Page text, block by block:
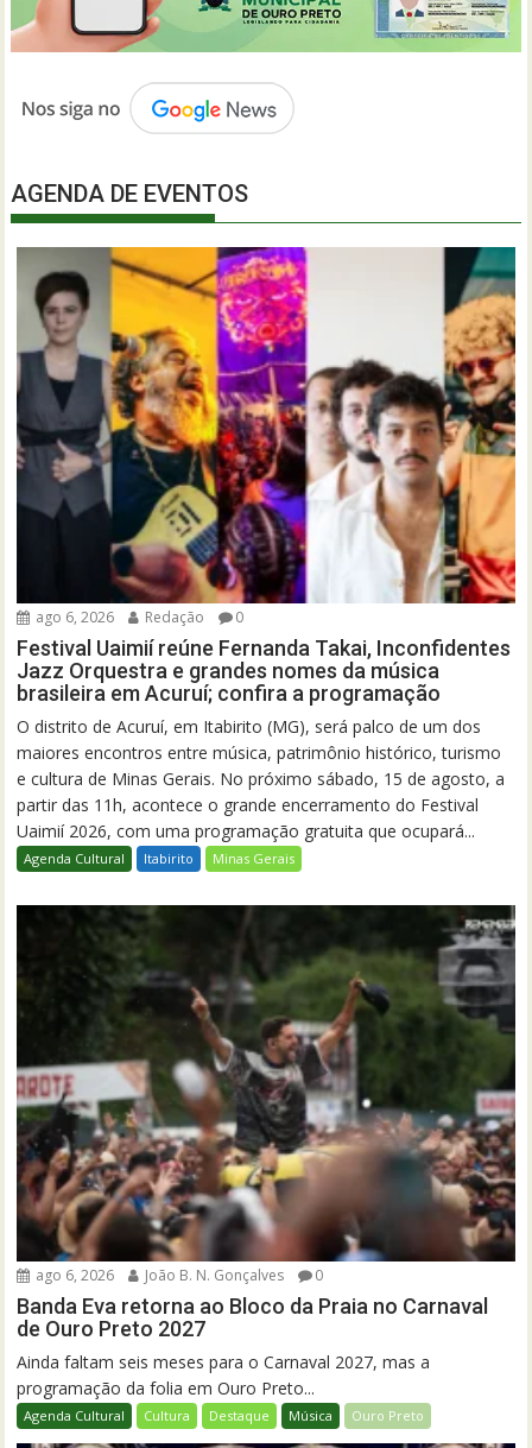
AGENDA DE EVENTOS
ago 6, 2026 Redação 0
Festival Uaimií reúne Fernanda Takai, Inconfidentes
Jazz Orquestra e grandes nomes da música
brasileira em Acuruí; confira a programação
O distrito de Acuruí, em Itabirito (MG), será palco de um dos
maiores encontros entre música, patrimônio histórico, turismo
e cultura de Minas Gerais. No próximo sábado, 15 de agosto, a
partir das 11h, acontece o grande encerramento do Festival
Uaimií 2026, com uma programação gratuita que ocupará...
Agenda Cultural Itabirito Minas Gerais
ago 6, 2026 João B. N. Gonçalves 0
Banda Eva retorna ao Bloco da Praia no Carnaval
de Ouro Preto 2027
Ainda faltam seis meses para o Carnaval 2027, mas a
programação da folia em Ouro Preto...
Agenda Cultural Cultura Destaque Música Ouro Preto